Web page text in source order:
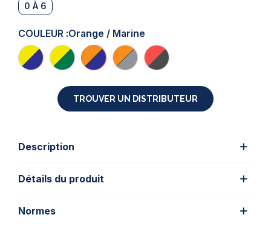
0 À 6
COULEUR :Orange / Marine
TROUVER UN DISTRIBUTEUR
Description
Détails du produit
Normes